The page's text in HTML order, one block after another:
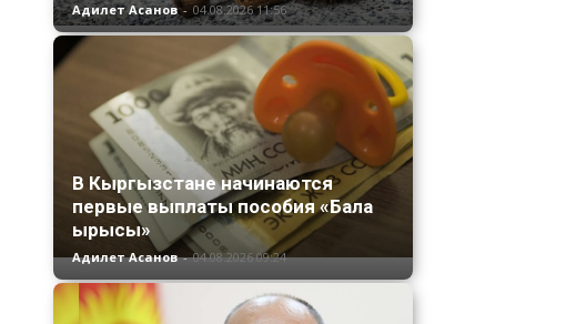
Адилет Асанов - 04.08.2026 11:56
В Кыргызстане начинаются
первые выплаты пособия «Бала
ырысы»
Адилет Асанов - 04.08.2026 09:24